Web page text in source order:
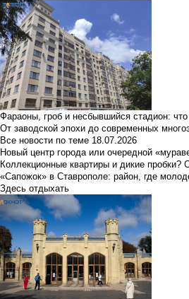
Фараоны, гроб и несбывшийся стадион:
От заводской эпохи до современных
Все новости по теме 18.07.2026
Новый центр города или очередной
Коллекционные квартиры и дикие пробки?
«Сапожок» в Ставрополе: район, где
Здесь отдыхать